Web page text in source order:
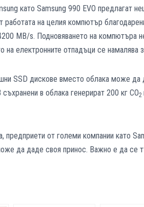
като Samsung 990 EVO предлагат
работата на целия компютър
MB/s. Подновяването на компютъра
електронните отпадъци се намалява
SSD дискове вместо облака може да
в облака генерират 200 кг CO2
от големи компании като
да даде своя принос. Важно е да се